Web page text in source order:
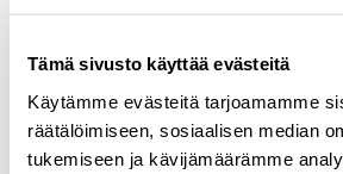
Tämä sivusto käyttää evästeitä
Käytämme evästeitä tarjoamamme
räätälöimiseen, sosiaalisen median
tukemiseen ja kävijämäärämme